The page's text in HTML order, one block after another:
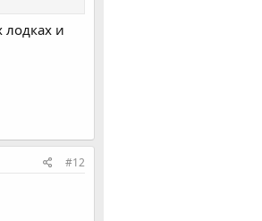
лодках и
#12